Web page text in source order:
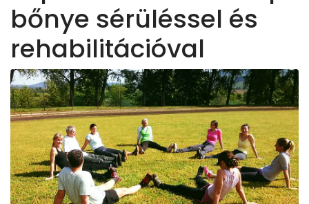
bőnye sérüléssel és
rehabilitációval